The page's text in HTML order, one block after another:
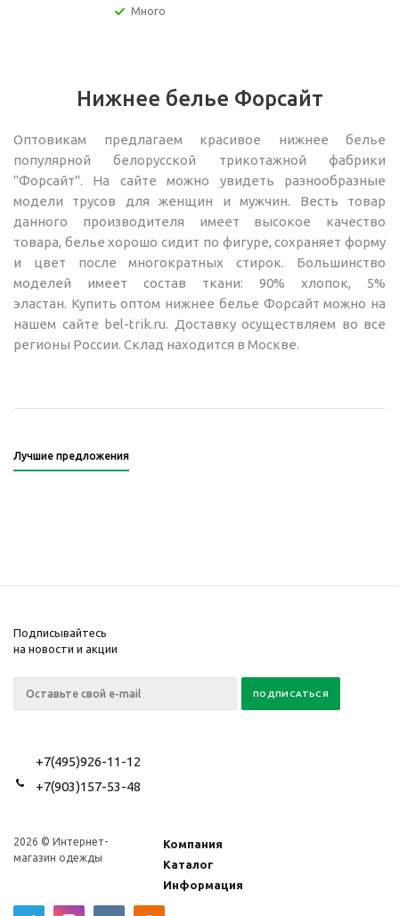
Много
Нижнее белье Форсайт
Оптовикам предлагаем красивое нижнее белье
популярной белорусской трикотажной фабрики
"Форсайт". На сайте можно увидеть разнообразные
модели трусов для женщин и мужчин. Весть товар
данного производителя имеет высокое качество
товара, белье хорошо сидит по фигуре, сохраняет форму
и цвет после многократных стирок. Большинство
моделей имеет состав ткани: 90% хлопок, 5%
эластан. Купить оптом нижнее белье Форсайт можно на
нашем сайте bel-trik.ru. Доставку осуществляем во все
регионы России. Склад находится в Москве.
Лучшие предложения
Подписывайтесь
на новости и акции
+7(495)926-11-12
+7(903)157-53-48
2026 © Интернет-
магазин одежды
Компания
Каталог
Информация